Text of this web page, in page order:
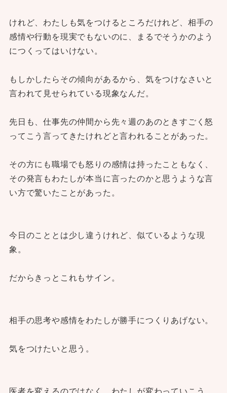
けれど、わたしも気をつけるところだけれど、相手の
感情や行動を現実でもないのに、まるでそうかのよう
につくってはいけない。
もしかしたらその傾向があるから、気をつけなさいと
言われて見せられている現象なんだ。
先日も、仕事先の仲間から先々週のあのときすごく怒
ってこう言ってきたけれどと言われることがあった。
その方にも職場でも怒りの感情は持ったこともなく、
その発言もわたしが本当に言ったのかと思うような言
い方で驚いたことがあった。
今日のこととは少し違うけれど、似ているような現
象。
だからきっとこれもサイン。
相手の思考や感情をわたしが勝手につくりあげない。
気をつけたいと思う。
医者を変えるのではなく、わたしが変わっていこう。